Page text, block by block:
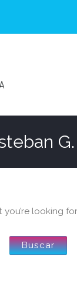
you’re looking